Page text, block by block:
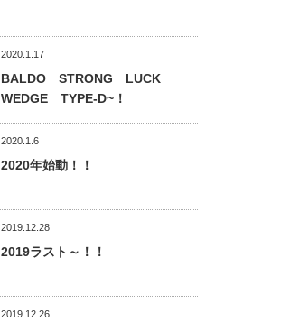
2020.1.17
BALDO STRONG LUCK
WEDGE TYPE-D~！
2020.1.6
2020年始動！！
2019.12.28
2019ラスト～！！
2019.12.26